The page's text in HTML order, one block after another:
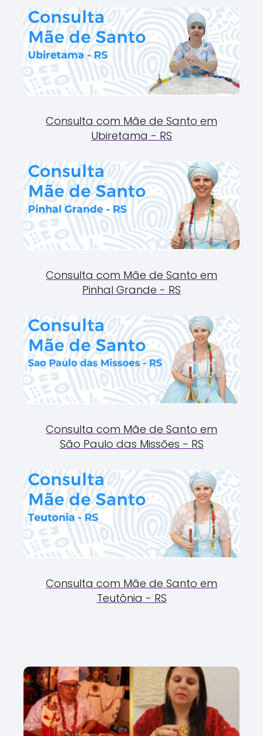
Consulta com Mãe de Santo em
Ubiretama - RS
Consulta com Mãe de Santo em
Pinhal Grande - RS
Consulta com Mãe de Santo em
São Paulo das Missões - RS
Consulta com Mãe de Santo em
Teutônia - RS